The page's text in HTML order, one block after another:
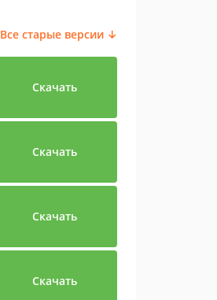
Все старые версии ↓
Скачать
Скачать
Скачать
Скачать